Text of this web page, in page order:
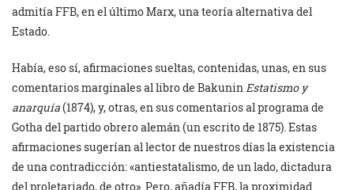
admitía FFB, en el último Marx, una teoría alternativa del
Estado.
Había, eso sí, afirmaciones sueltas, contenidas, unas, en sus
comentarios marginales al libro de Bakunin Estatismo y
anarquía(1874), y, otras, en sus comentarios al programa de
Gotha del partido obrero alemán (un escrito de 1875). Estas
afirmaciones sugerían al lector de nuestros días la existencia
de una contradicción: «antiestatalismo, de un lado, dictadura
del proletariado, de otro». Pero, añadía FFB, la proximidad